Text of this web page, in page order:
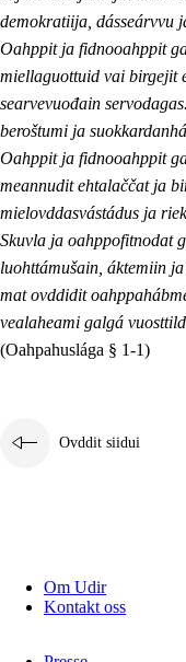
demokratiija, dásseárvvu
Oahppit ja fidnooahppit
miellaguottuid vai birgejit
searvevuođain
beroštumi ja
Oahppit ja fidnooahppit
meannudit ehtalaččat ja
mielovddasvástádus ja
Skuvla ja oahppofitnodat
luohttámušain, áktemiin
mat ovddidit
vealaheami galgá
(Oahpahuslága § 1-1)
Ovddit siidui
Om Udir
Kontakt oss